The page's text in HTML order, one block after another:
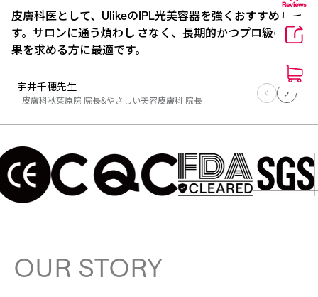
Reviews
1
皮膚科医として、UlikeのIPL光美容器を強くおすすめしま
す。サロンに通う煩わし さなく、長期的かつプロ級の効
果を求める方に最適です。
- 宇井千穗先生
皮膚科秋葉原院 院長&やさしい美容皮膚科 院長
星子クリニック院長内科·皮フ科·予防エイジングケア
- 山内達司先生
OUR STORY